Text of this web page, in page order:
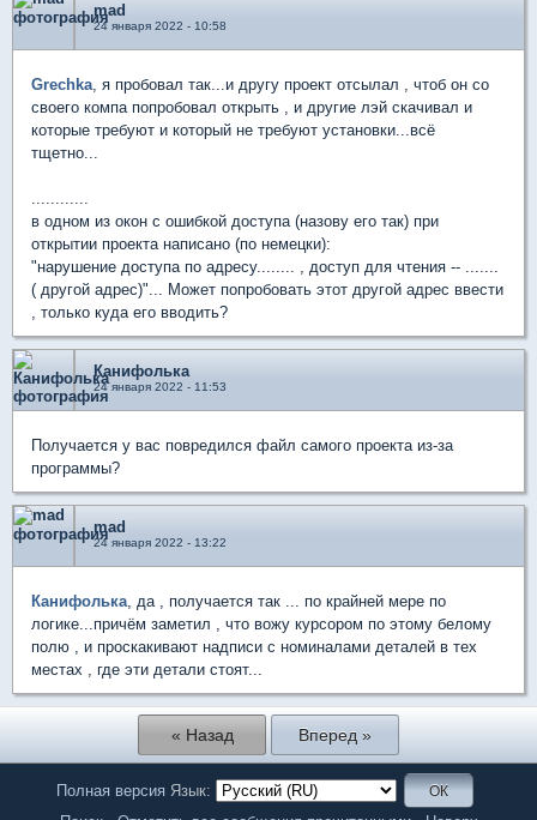
mad
24 января 2022 - 10:58
Grechka, я пробовал так...и другу проект отсылал , чтоб он со
своего компа попробовал открыть , и другие лэй скачивал и
которые требуют и который не требуют установки...всё
тщетно...
............
в одном из окон с ошибкой доступа (назову его так) при
открытии проекта написано (по немецки):
"нарушение доступа по адресу........ , доступ для чтения -- .......
( другой адрес)"... Может попробовать этот другой адрес ввести
, только куда его вводить?
Канифолька
24 января 2022 - 11:53
Получается у вас повредился файл самого проекта из-за
программы?
mad
24 января 2022 - 13:22
Канифолька, да , получается так ... по крайней мере по
логике...причём заметил , что вожу курсором по этому белому
полю , и проскакивают надписи с номиналами деталей в тех
местах , где эти детали стоят...
« Назад Вперед »
Полная версия Язык: